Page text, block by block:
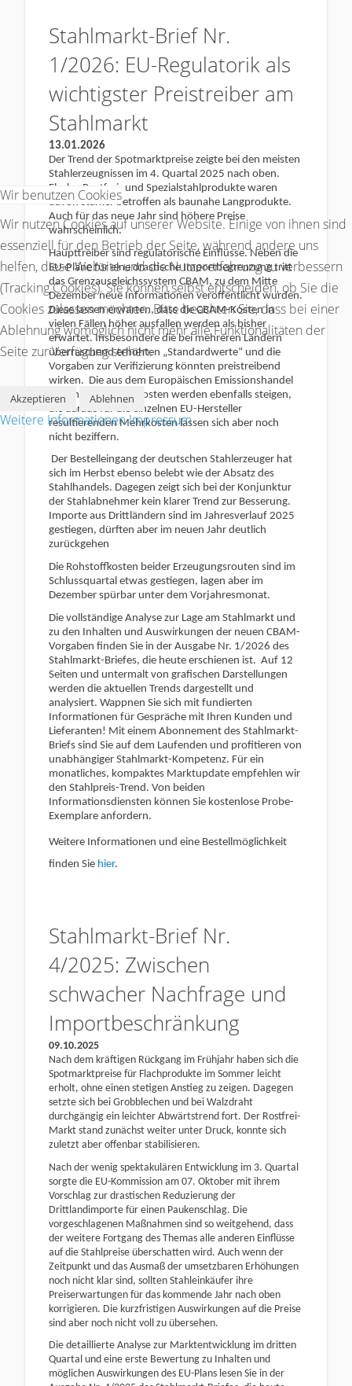
Stahlmarkt-Brief Nr.
1/2026: EU-Regulatorik als
wichtigster Preistreiber am
Stahlmarkt
13.01.2026
Der Trend der Spotmarktpreise zeigte bei den meisten
Stahlerzeugnissen im 4. Quartal 2025 nach oben.
Flach-, Rostfrei- und Spezialstahlprodukte waren
davon stärker betroffen als baunahe Langprodukte.
Auch für das neue Jahr sind höhere Preise
wahrscheinlich.
Haupttreiber sind regulatorische Einflüsse. Neben die
EU-Pläne für eine drastische Importbegrenzung tritt
das Grenzausgleichssystem CBAM, zu dem Mitte
Dezember neue Informationen veröffentlicht wurden.
Diese lassen erwarten, dass die CBAM-Kosten in
vielen Fällen höher ausfallen werden als bisher
erwartet. Insbesondere die bei mehreren Ländern
überraschend erhöhten „Standardwerte“ und die
Vorgaben zur Verifizierung könnten preistreibend
wirken. Die aus dem Europäischen Emissionshandel
kommenden CO2-Kosten werden ebenfalls steigen,
die daraus für die einzelnen EU-Hersteller
resultierenden Mehrkosten lassen sich aber noch
nicht beziffern.
Der Bestelleingang der deutschen Stahlerzeuger hat
sich im Herbst ebenso belebt wie der Absatz des
Stahlhandels. Dagegen zeigt sich bei der Konjunktur
der Stahlabnehmer kein klarer Trend zur Besserung.
Importe aus Drittländern sind im Jahresverlauf 2025
gestiegen, dürften aber im neuen Jahr deutlich
zurückgehen
Die Rohstoffkosten beider Erzeugungsrouten sind im
Schlussquartal etwas gestiegen, lagen aber im
Dezember spürbar unter dem Vorjahresmonat.
Die vollständige Analyse zur Lage am Stahlmarkt und
zu den Inhalten und Auswirkungen der neuen CBAM-
Vorgaben finden Sie in der Ausgabe Nr. 1/2026 des
Stahlmarkt-Briefes, die heute erschienen ist. Auf 12
Seiten und untermalt von grafischen Darstellungen
werden die aktuellen Trends dargestellt und
analysiert. Wappnen Sie sich mit fundierten
Informationen für Gespräche mit Ihren Kunden und
Lieferanten! Mit einem Abonnement des Stahlmarkt-
Briefs sind Sie auf dem Laufenden und profitieren von
unabhängiger Stahlmarkt-Kompetenz. Für ein
monatliches, kompaktes Marktupdate empfehlen wir
den Stahlpreis-Trend. Von beiden
Informationsdiensten können Sie kostenlose Probe-
Exemplare anfordern.
Weitere Informationen und eine Bestellmöglichkeit
finden Sie hier.
Stahlmarkt-Brief Nr.
4/2025: Zwischen
schwacher Nachfrage und
Importbeschränkung
09.10.2025
Nach dem kräftigen Rückgang im Frühjahr haben sich die
Spotmarktpreise für Flachprodukte im Sommer leicht
erholt, ohne einen stetigen Anstieg zu zeigen. Dagegen
setzte sich bei Grobblechen und bei Walzdraht
durchgängig ein leichter Abwärtstrend fort. Der Rostfrei-
Markt stand zunächst weiter unter Druck, konnte sich
zuletzt aber offenbar stabilisieren.
Nach der wenig spektakulären Entwicklung im 3. Quartal
sorgte die EU-Kommission am 07. Oktober mit ihrem
Vorschlag zur drastischen Reduzierung der
Drittlandimporte für einen Paukenschlag. Die
vorgeschlagenen Maßnahmen sind so weitgehend, dass
der weitere Fortgang des Themas alle anderen Einflüsse
auf die Stahlpreise überschatten wird. Auch wenn der
Zeitpunkt und das Ausmaß der umsetzbaren Erhöhungen
noch nicht klar sind, sollten Stahleinkäufer ihre
Preiserwartungen für das kommende Jahr nach oben
korrigieren. Die kurzfristigen Auswirkungen auf die Preise
sind aber noch nicht voll zu übersehen.
Die detaillierte Analyse zur Marktentwicklung im dritten
Quartal und eine erste Bewertung zu Inhalten und
möglichen Auswirkungen des EU-Plans lesen Sie in der
Wir benutzen Cookies
Wir nutzen Cookies auf unserer Website. Einige von ihnen sind
essenziell für den Betrieb der Seite, während andere uns
helfen, diese Website und die Nutzererfahrung zu verbessern
(Tracking Cookies). Sie können selbst entscheiden, ob Sie die
Cookies zulassen möchten. Bitte beachten Sie, dass bei einer
Ablehnung womöglich nicht mehr alle Funktionalitäten der
Seite zur Verfügung stehen.
Akzeptieren Ablehnen
Weitere Informationen Impressum